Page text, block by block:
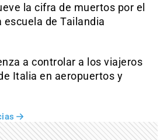
la cifra de muertos por el
de Tailandia
a controlar a los viajeros
Italia en aeropuertos y